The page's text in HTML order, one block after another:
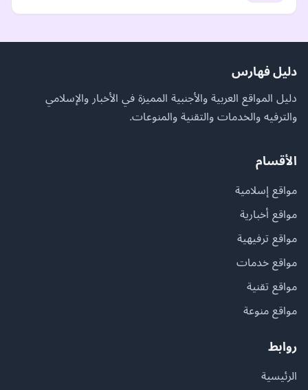
دليل فهارس
دليل المواقع العربية والأجنبية المميزة في الأخبار والإسلامي
والترفيه والخدمات والتقنية والمنوعات.
الأقسام
مواقع إسلامية
مواقع أخبارية
مواقع ترفيهية
مواقع خدمات
مواقع تقنية
مواقع منوعة
روابط
الرئيسية